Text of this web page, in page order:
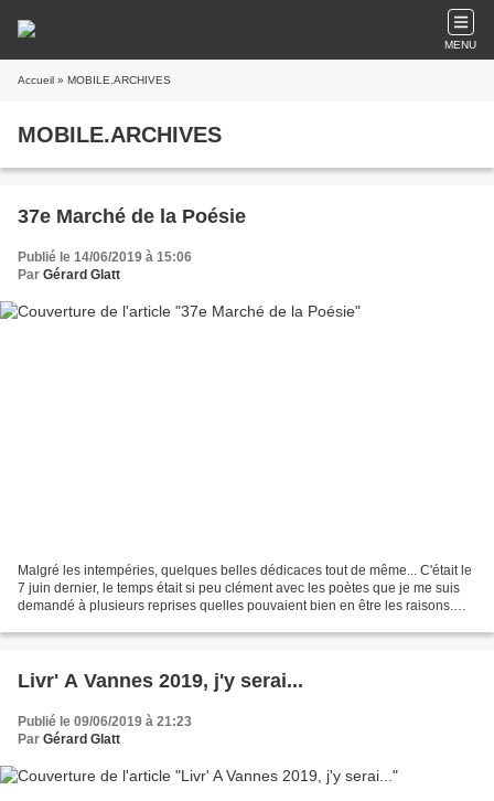
MENU
Accueil » MOBILE.ARCHIVES
MOBILE.ARCHIVES
37e Marché de la Poésie
Publié le 14/06/2019 à 15:06
Par Gérard Glatt
Malgré les intempéries, quelques belles dédicaces tout de même... C'était le
7 juin dernier, le temps était si peu clément avec les poètes que je me suis
demandé à plusieurs reprises quelles pouvaient bien en être les raisons.
Livr' A Vannes 2019, j'y serai...
Publié le 09/06/2019 à 21:23
Par Gérard Glatt